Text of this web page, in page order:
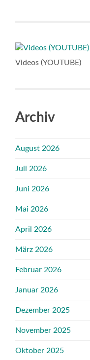
Videos (YOUTUBE)
Archiv
August 2026
Juli 2026
Juni 2026
Mai 2026
April 2026
März 2026
Februar 2026
Januar 2026
Dezember 2025
November 2025
Oktober 2025